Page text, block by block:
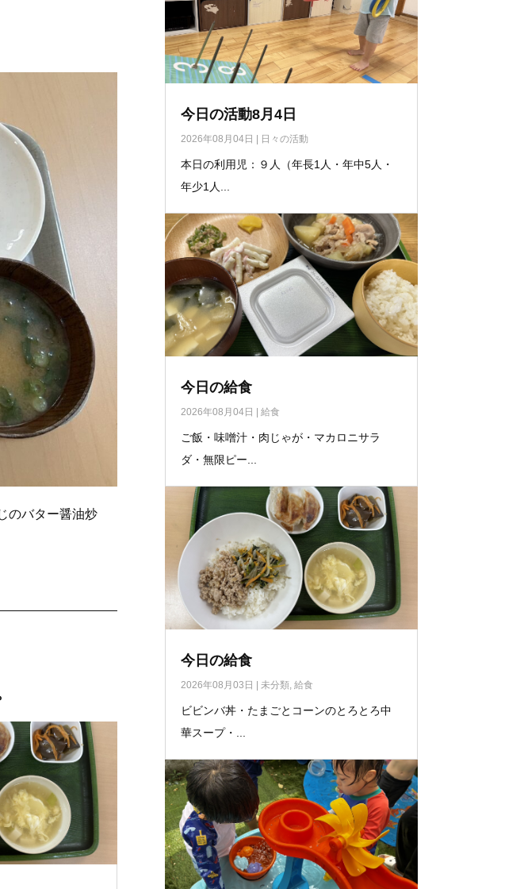
のバター醤油炒
今日の活動8月4日
2026年08月04日 日々の活動
本日の利用児：９人（年長1人・年中5人・
年少1人...
今日の給食
2026年08月04日 給食
ご飯・味噌汁・肉じゃが・マカロニサラ
ダ・無限ピー...
今日の給食
2026年08月03日 未分類, 給食
ビビンバ丼・たまごとコーンのとろとろ中
華スープ・...